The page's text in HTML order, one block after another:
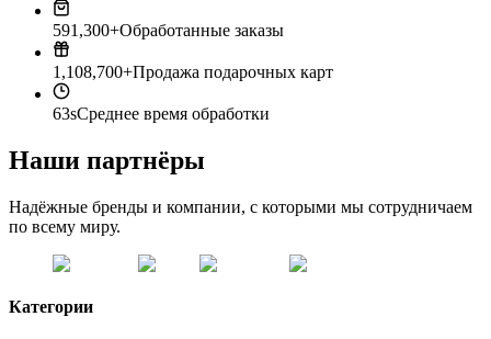
591,300+Обработанные заказы
1,108,700+Продажа подарочных карт
63sСреднее время обработки
Наши партнёры
Надёжные бренды и компании, с которыми мы сотрудничаем
по всему миру.
Категории